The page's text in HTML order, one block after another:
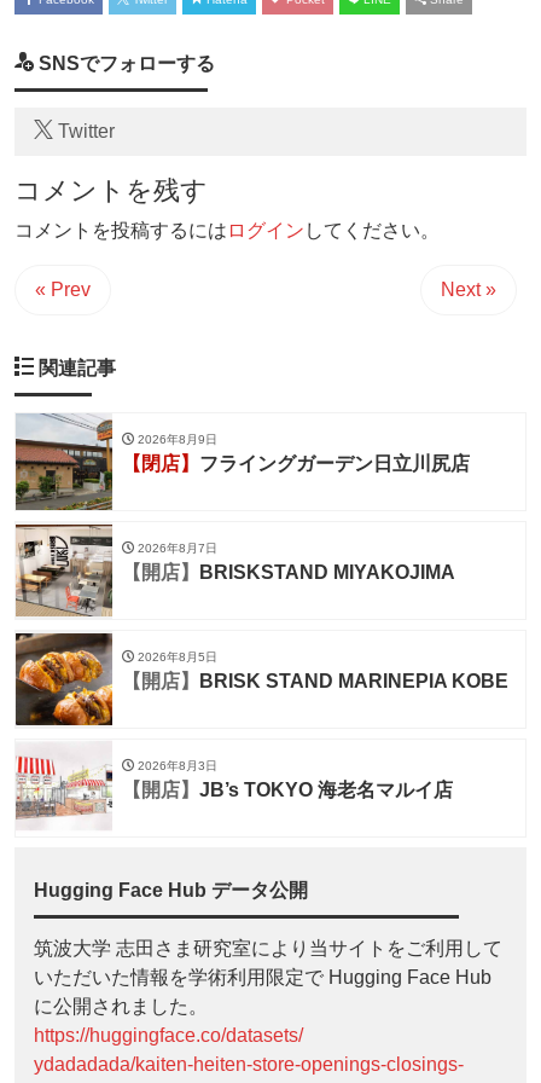
SNSでフォローする
Twitter
コメントを残す
コメントを投稿するには ログイン してください。
« Prev Next »
関連記事
2026年8月9日
【閉店】 フライングガーデン日立川尻店
2026年8月7日
【開店】 BRISKSTAND MIYAKOJIMA
2026年8月5日
【開店】 BRISK STAND MARINEPIA KOBE
2026年8月3日
【開店】 JB’s TOKYO 海老名マルイ店
Hugging Face Hub データ公開
筑波大学 志田さま研究室により当サイトをご利用して
いただいた情報を学術利用限定で Hugging Face Hub
に公開されました。
https://huggingface.co/datasets/
ydadadada/kaiten-heiten-store-openings-closings-